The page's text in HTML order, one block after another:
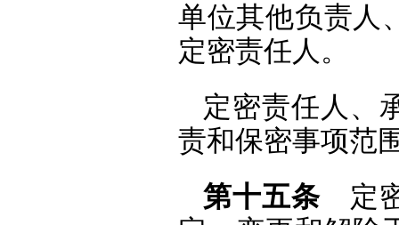
单位其他负责人
定密责任人。
定密责任人、
责和保密事项范
第十五条定密